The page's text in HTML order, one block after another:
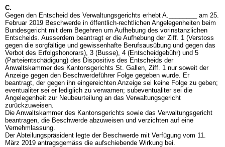
C.
Gegen den Entscheid des Verwaltungsgerichts erhebt A.________ am 25.
Februar 2019 Beschwerde in öffentlich-rechtlichen Angelegenheiten beim
Bundesgericht mit dem Begehren um Aufhebung des vorinstanzlichen
Entscheids. Ausserdem beantragt er die Aufhebung der Ziff. 1 (Verstoss
gegen die sorgfältige und gewissenhafte Berufsausübung und gegen das
Verbot des Erfolgshonorars), 3 (Busse), 4 (Entscheidgebühr) und 5
(Parteientschädigung) des Dispositivs des Entscheids der
Anwaltskammer des Kantonsgerichts St. Gallen, Ziff. 1 nur soweit der
Anzeige gegen den Beschwerdeführer Folge gegeben wurde. Er
beantragt, der gegen ihn eingereichten Anzeige sei keine Folge zu geben;
eventualiter sei er lediglich zu verwarnen; subeventualiter sei die
Angelegenheit zur Neubeurteilung an das Verwaltungsgericht
zurückzuweisen.
Die Anwaltskammer des Kantonsgerichts sowie das Verwaltungsgericht
beantragen, die Beschwerde abzuweisen und verzichten auf eine
Vernehmlassung.
Der Abteilungspräsident legte der Beschwerde mit Verfügung vom 11.
März 2019 antragsgemäss die aufschiebende Wirkung bei.